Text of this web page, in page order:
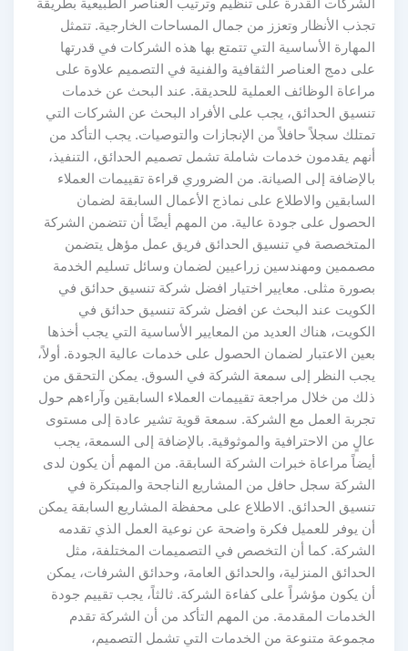
الشركات القدرة على تنظيم وترتيب العناصر الطبيعية بطريقة
تجذب الأنظار وتعزز من جمال المساحات الخارجية. تتمثل
المهارة الأساسية التي تتمتع بها هذه الشركات في قدرتها
على دمج العناصر الثقافية والفنية في التصميم علاوة على
مراعاة الوظائف العملية للحديقة. عند البحث عن خدمات
تنسيق الحدائق، يجب على الأفراد البحث عن الشركات التي
تمتلك سجلاً حافلاً من الإنجازات والتوصيات. يجب التأكد من
أنهم يقدمون خدمات شاملة تشمل تصميم الحدائق، التنفيذ،
بالإضافة إلى الصيانة. من الضروري قراءة تقييمات العملاء
السابقين والاطلاع على نماذج الأعمال السابقة لضمان
الحصول على جودة عالية. من المهم أيضًا أن تتضمن الشركة
المتخصصة في تنسيق الحدائق فريق عمل مؤهل يتضمن
مصممين ومهندسين زراعيين لضمان وسائل تسليم الخدمة
بصورة مثلى. معايير اختيار افضل شركة تنسيق حدائق في
الكويت عند البحث عن افضل شركة تنسيق حدائق في
الكويت، هناك العديد من المعايير الأساسية التي يجب أخذها
بعين الاعتبار لضمان الحصول على خدمات عالية الجودة. أولاً،
يجب النظر إلى سمعة الشركة في السوق. يمكن التحقق من
ذلك من خلال مراجعة تقييمات العملاء السابقين وآراءهم حول
تجربة العمل مع الشركة. سمعة قوية تشير عادة إلى مستوى
عالٍ من الاحترافية والموثوقية. بالإضافة إلى السمعة، يجب
أيضاً مراعاة خبرات الشركة السابقة. من المهم أن يكون لدى
الشركة سجل حافل من المشاريع الناجحة والمبتكرة في
تنسيق الحدائق. الاطلاع على محفظة المشاريع السابقة يمكن
أن يوفر للعميل فكرة واضحة عن نوعية العمل الذي تقدمه
الشركة. كما أن التخصص في التصميمات المختلفة، مثل
الحدائق المنزلية، والحدائق العامة، وحدائق الشرفات، يمكن
أن يكون مؤشراً على كفاءة الشركة. ثالثاً، يجب تقييم جودة
الخدمات المقدمة. من المهم التأكد من أن الشركة تقدم
مجموعة متنوعة من الخدمات التي تشمل التصميم،